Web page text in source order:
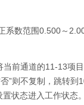
系数范围0.500～
当前通道的11-13项
”则不复制，跳转到
状态进入工作状态。